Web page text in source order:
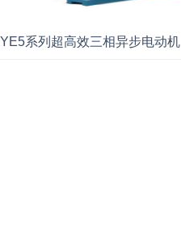
YE5系列超高效三相异步电动机